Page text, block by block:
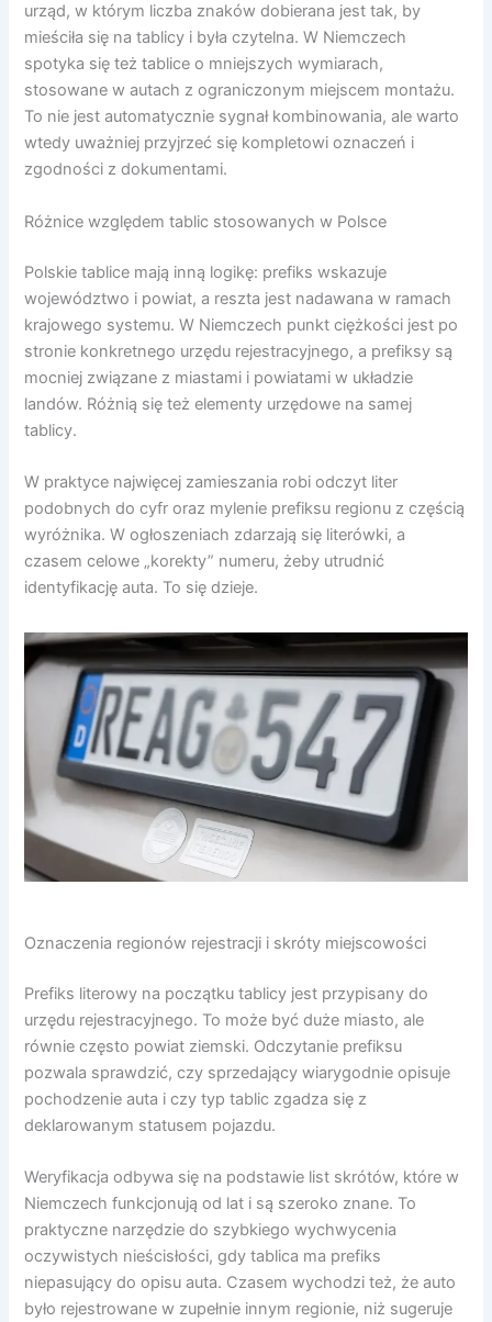
urząd, w którym liczba znaków dobierana jest tak, by
mieściła się na tablicy i była czytelna. W Niemczech
spotyka się też tablice o mniejszych wymiarach,
stosowane w autach z ograniczonym miejscem montażu.
To nie jest automatycznie sygnał kombinowania, ale warto
wtedy uważniej przyjrzeć się kompletowi oznaczeń i
zgodności z dokumentami.
Różnice względem tablic stosowanych w Polsce
Polskie tablice mają inną logikę: prefiks wskazuje
województwo i powiat, a reszta jest nadawana w ramach
krajowego systemu. W Niemczech punkt ciężkości jest po
stronie konkretnego urzędu rejestracyjnego, a prefiksy są
mocniej związane z miastami i powiatami w układzie
landów. Różnią się też elementy urzędowe na samej
tablicy.
W praktyce najwięcej zamieszania robi odczyt liter
podobnych do cyfr oraz mylenie prefiksu regionu z częścią
wyróżnika. W ogłoszeniach zdarzają się literówki, a
czasem celowe „korekty” numeru, żeby utrudnić
identyfikację auta. To się dzieje.
Oznaczenia regionów rejestracji i skróty miejscowości
Prefiks literowy na początku tablicy jest przypisany do
urzędu rejestracyjnego. To może być duże miasto, ale
równie często powiat ziemski. Odczytanie prefiksu
pozwala sprawdzić, czy sprzedający wiarygodnie opisuje
pochodzenie auta i czy typ tablic zgadza się z
deklarowanym statusem pojazdu.
Weryfikacja odbywa się na podstawie list skrótów, które w
Niemczech funkcjonują od lat i są szeroko znane. To
praktyczne narzędzie do szybkiego wychwycenia
oczywistych nieścisłości, gdy tablica ma prefiks
niepasujący do opisu auta. Czasem wychodzi też, że auto
było rejestrowane w zupełnie innym regionie, niż sugeruje